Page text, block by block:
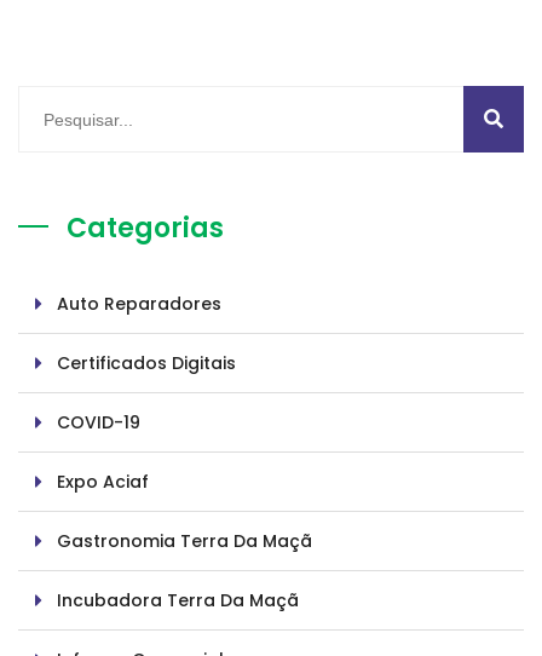
Categorias
Auto Reparadores
Certificados Digitais
COVID-19
Expo Aciaf
Gastronomia Terra Da Maçã
Incubadora Terra Da Maçã